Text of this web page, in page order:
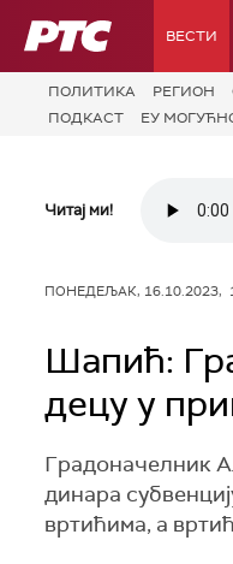
РТС ВЕСТИ
ПОЛИТИКА РЕГИОН
ПОДКАСТ
ЕУ
Читај ми!
ПОНЕДЕЉАК, 16.10.2023,
Шапић:
децу у
Градоначелник
динара
вртићима, а